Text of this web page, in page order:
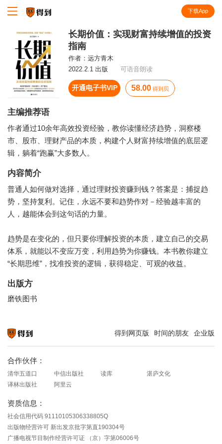
下载App
长期价值：实现财富持续增值的投资
指南
作者： 远方青木
2022.2.1 出版
可语音朗读
开通电子书VIP 58.00 得到贝
主编推荐语
作者通过10余年高效投资经验，教你读懂经济趋势，洞察楼
市、股市、理财产品的本质，构建个人财富持续增值的底层逻
辑，躺着“跑赢”大多数人。
内容简介
普通人如何做对选择，通过理财投资赚到钱？答案是：捕捉趋
势，坚持复利。记住，永远不要和趋势作对－经验越丰富的
人，越能体会到这句话的力量。
趋势是在变化的，但只要你理解投资的本质，建立自己的交易
体系，就能以不变应万变，利用趋势为你赚钱。本书教你建立
“长期思维”，找准投资的逻辑，获得稳定、可观的收益。
出版方
磨铁图书
得到网页版 时间的朋友 企业版
合作伙伴：
清华五道口 中信出版社 读库
湛庐文化
译林出版社
阿里云
资质信息：
社会信用代码 91110105306338805Q
出版物经营许可 新出发京批字第直190304号
广播电视节目制作经营许可证 （京）字第06006号